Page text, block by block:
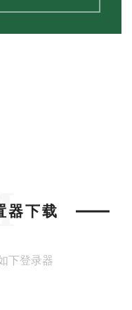
器下载
下登录器